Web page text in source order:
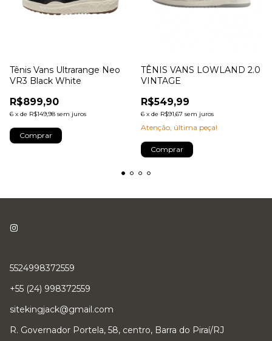
Tênis Vans Ultrarange Neo
VR3 Black White
R$899,90
6 x de R$149,98 sem juros
Comprar
TÊNIS VANS LOWLAND 2.0
VINTAGE
R$549,99
6 x de R$91,67 sem juros
Atenção, última peça!
Comprar
5524998372559
+55 (24) 998372559
sitekingjack@gmail.com
R. Governador Portela, 58, centro, Barra do Piraí/RJ